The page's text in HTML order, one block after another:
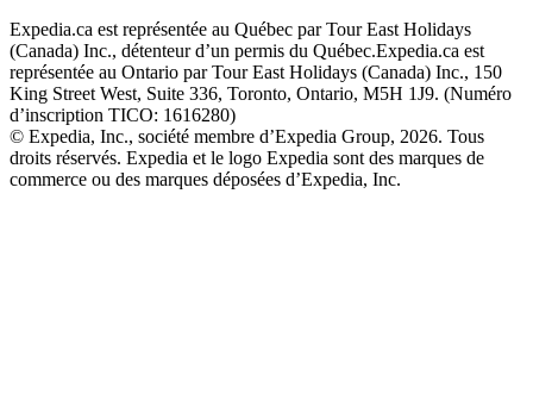
Expedia.ca est représentée au Québec par Tour East Holidays
(Canada) Inc., détenteur d’un permis du Québec.Expedia.ca est
représentée au Ontario par Tour East Holidays (Canada) Inc., 150
King Street West, Suite 336, Toronto, Ontario, M5H 1J9. (Numéro
d’inscription TICO: 1616280)
© Expedia, Inc., société membre d’Expedia Group, 2026. Tous
droits réservés. Expedia et le logo Expedia sont des marques de
commerce ou des marques déposées d’Expedia, Inc.